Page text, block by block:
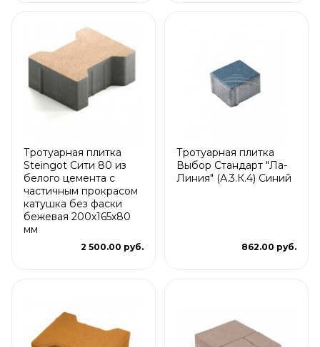
Тротуарная плитка
Steingot Сити 80 из
белого цемента с
частичным прокрасом
катушка без фаски
бежевая 200х165х80
мм
2 500.00 руб.
Тротуарная плитка
Выбор Стандарт "Ла-
Линия" (А.3.К.4) Синий
862.00 руб.